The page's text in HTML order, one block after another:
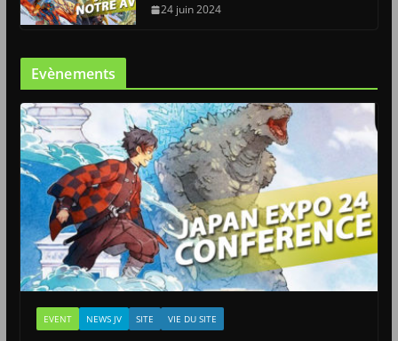
24 juin 2024
Evènements
EVENT NEWS JV SITE VIE DU SITE